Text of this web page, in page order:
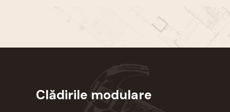
Clădirile modulare